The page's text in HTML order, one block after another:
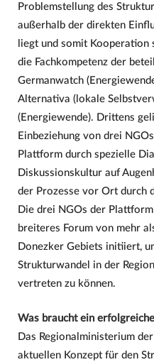
Problemstellung des
außerhalb der direkten
liegt und somit
die Fachkompetenz der
Germanwatch
Alternativa (lokale
(Energiewende). Drittens
Einbeziehung von drei
Plattform durch spezielle
Diskussionskultur auf
der Prozesse vor Ort durch
Die drei NGOs der
breiteres Forum von mehr
Donezker Gebiets initiiert,
Strukturwandel in der
vertreten zu können.
Was braucht ein
Das Regionalministerium
aktuellen Konzept für den